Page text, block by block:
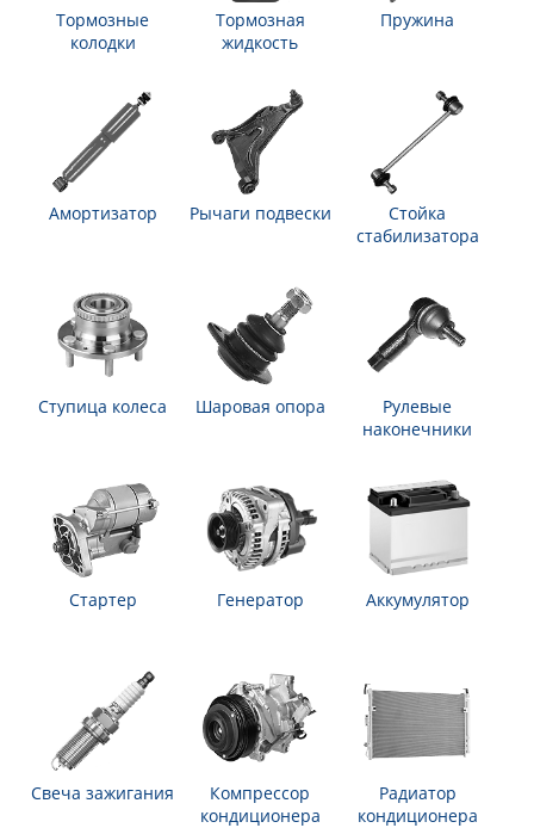
Тормозные
колодки
Тормозная
жидкость
Пружина
Амортизатор Рычаги подвески
Стойка
стабилизатора
Ступица колеса Шаровая опора
Рулевые
наконечники
Стартер Генератор Аккумулятор
Свеча зажигания
Компрессор
кондиционера
Радиатор
кондиционера